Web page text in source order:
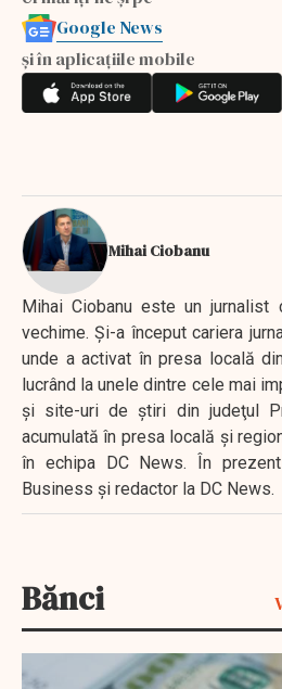
Google News
și în aplicațiile mobile
Mihai Ciobanu
Mihai Ciobanu este un
vechime. Şi-a început cariera
unde a activat în presa locală
lucrând la unele dintre cele mai
şi site-uri de ştiri din judeţul
acumulată în presa locală şi
în echipa DC News. În
Business şi redactor la DC News.
Bănci